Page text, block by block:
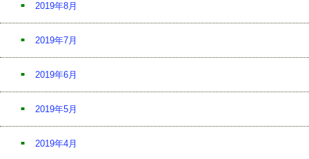
2019年8月
2019年7月
2019年6月
2019年5月
2019年4月